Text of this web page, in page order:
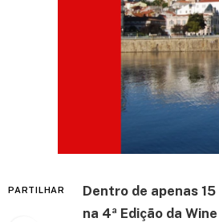
PARTILHAR
Dentro de apenas
na 4ª Edição da